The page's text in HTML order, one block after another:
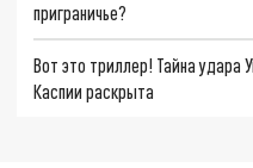
приграничье?
Вот это триллер! Тайна удара
Каспии раскрыта